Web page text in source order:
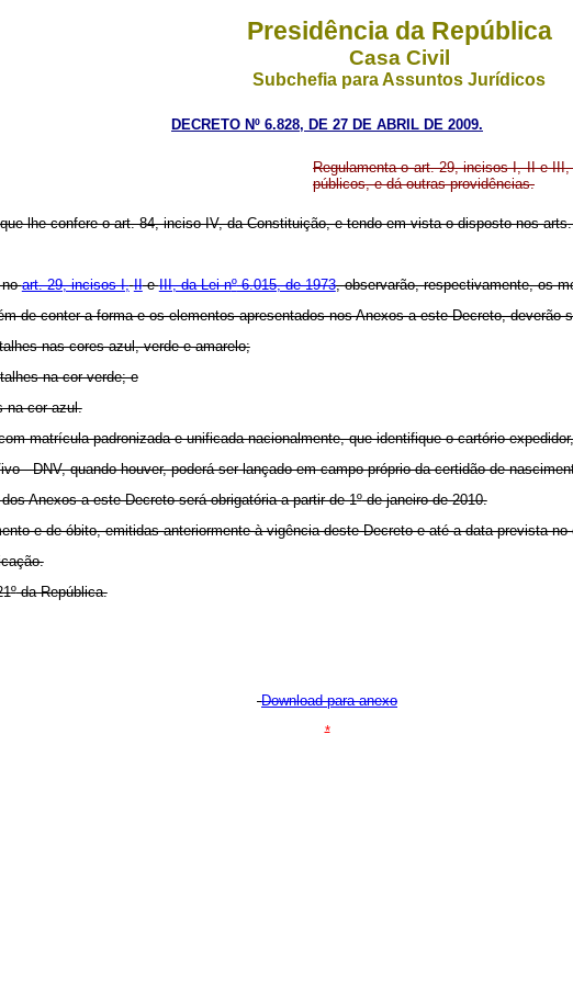
Presidência da República
Casa Civil
Subchefia para Assuntos Jurídicos
DECRETO Nº 6.828, DE 27 DE ABRIL DE 2009.
Regulamenta o art. 29, incisos I, II e III,
públicos, e dá outras providências.
lhe confere o art. 84, inciso IV, da Constituição, e tendo em vista o disposto nos
noart. 29, incisos I, IIeIII, da Lei nº6.015, de 1973, observarão, respectivamente, os
de conter a forma e os elementos apresentados nos Anexos a este Decreto,
nas cores azul, verde e amarelo;
na cor verde; e
na cor azul.
matrícula padronizada e unificada nacionalmente, que identifique o cartório
- DNV, quando houver, poderá ser lançado em campo próprio da certidão de
Anexos a este Decreto será obrigatória a partir de 1ºde janeiro de 2010.
e de óbito, emitidas anteriormente à vigência deste Decreto e até a data prevista
ºda República.
Download para anexo
*